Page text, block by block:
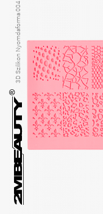
3D Szilikon Nyomdaforma 004